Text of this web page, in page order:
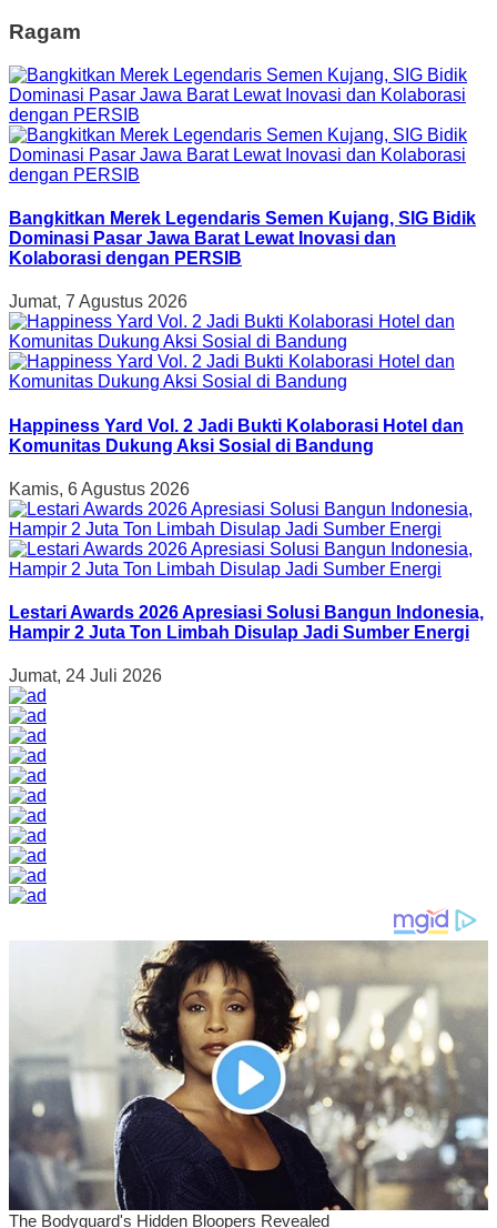
Ragam
Bangkitkan Merek Legendaris Semen Kujang, SIG Bidik
Dominasi Pasar Jawa Barat Lewat Inovasi dan
Kolaborasi dengan PERSIB
Jumat, 7 Agustus 2026
Happiness Yard Vol. 2 Jadi Bukti Kolaborasi Hotel dan
Komunitas Dukung Aksi Sosial di Bandung
Kamis, 6 Agustus 2026
Lestari Awards 2026 Apresiasi Solusi Bangun Indonesia,
Hampir 2 Juta Ton Limbah Disulap Jadi Sumber Energi
Jumat, 24 Juli 2026